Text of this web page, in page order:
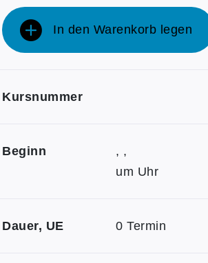
In den Warenkorb legen
Kursnummer
Beginn
, ,
um Uhr
Dauer, UE 0 Termin